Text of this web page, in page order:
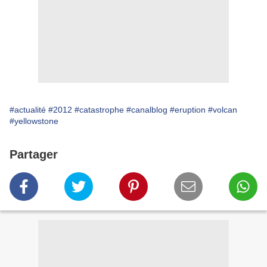
#actualité #2012 #catastrophe #canalblog #eruption #volcan
#yellowstone
Partager